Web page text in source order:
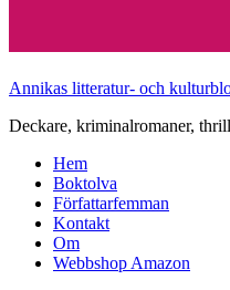
Annikas litteratur- och
Deckare, kriminalromaner,
Hem
Boktolva
Författarfemman
Kontakt
Om
Webbshop Amazon